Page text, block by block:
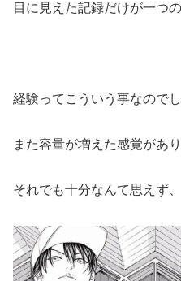
目に見えた記録だけが一つの
経験ってこういう事なのでし
また容量が増えた感覚があり
それでも十分なんて思えず